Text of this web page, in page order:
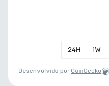
24H 1W
Desenvolvido por CoinGecko